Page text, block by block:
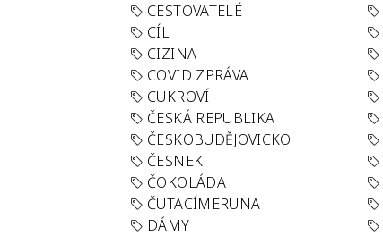
CESTOVATELÉ
CÍL
CIZINA
COVID ZPRÁVA
CUKROVÍ
ČESKÁ REPUBLIKA
ČESKOBUDĚJOVICKO
ČESNEK
ČOKOLÁDA
ČUTACÍMERUNA
DÁMY